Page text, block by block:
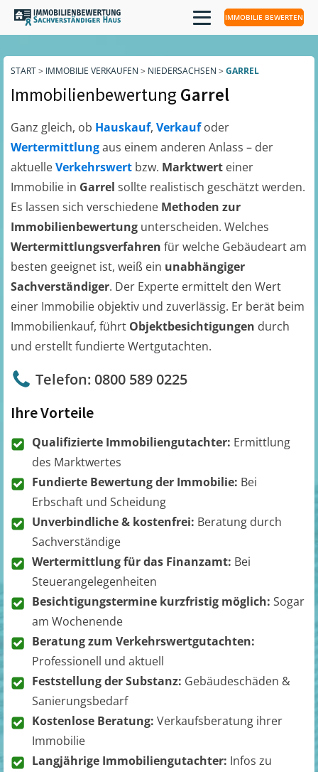
IMMOBILIE BEWERTEN
START> IMMOBILIE VERKAUFEN > NIEDERSACHSEN > GARREL
ImmobilienbewertungGarrel
Ganz gleich, ob Hauskauf, Verkaufoder
Wertermittlungaus einem anderen Anlass – der
aktuelleVerkehrswert bzw. Marktwert einer
Immobilie in Garrel sollte realistisch geschätzt werden.
Es lassen sich verschiedene Methoden zur
Immobilienbewertung unterscheiden. Welches
Wertermittlungsverfahren für welche Gebäudeart am
besten geeignet ist, weiß ein unabhängiger
Sachverständiger. Der Experte ermittelt den Wert
einer Immobilie objektiv und zuverlässig. Er berät beim
Immobilienkauf, führt Objektbesichtigungen durch
und erstellt fundierte Wertgutachten.
Telefon: 0800 589 0225
Ihre Vorteile
Qualifizierte Immobiliengutachter: Ermittlung
des Marktwertes
Fundierte Bewertung der Immobilie: Bei
Erbschaft und Scheidung
Unverbindliche & kostenfrei: Beratung durch
Sachverständige
Wertermittlung für das Finanzamt: Bei
Steuerangelegenheiten
Besichtigungstermine kurzfristig möglich: Sogar
am Wochenende
Beratung zum Verkehrswertgutachten:
Professionell und aktuell
Feststellung der Substanz: Gebäudeschäden &
Sanierungsbedarf
Kostenlose Beratung: Verkaufsberatung ihrer
Immobilie
Langjährige Immobiliengutachter: Infos zu